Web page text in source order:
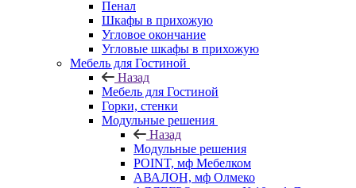
Пенал
Шкафы в прихожую
Угловое окончание
Угловые шкафы в прихожую
Мебель для Гостиной
Назад
Мебель для Гостиной
Горки, стенки
Модульные решения
Назад
Модульные решения
POINT, мф Мебелком
АВАЛОН, мф Олмеко